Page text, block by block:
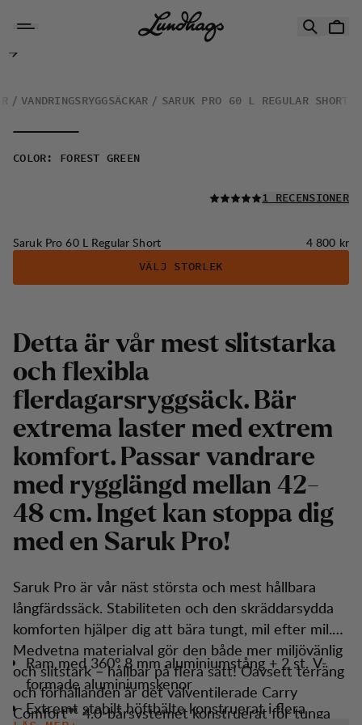
Saruk Pro 60 L Regular Short
VANDRINGSRYGGSÄCKAR SARUK PRO 60 L REGULAR SHORT
COLOR : FOREST GREEN
LÄS ALLA
1 RECENSIONER
Saruk Pro 60 L Regular Short Pris:
4 800 kr
VÄLJ STORLEK
Detta är vår mest slitstarka
och flexibla
flerdagarsryggsäck. Bär
extrema laster med extrem
komfort. Passar vandrare
med rygglängd mellan 42-
48 cm. Inget kan stoppa dig
med en Saruk Pro!
Saruk Pro är vår näst största och mest hållbara
långfärdssäck. Stabiliteten och den skräddarsydda
komforten hjälper dig att bära tungt, mil efter mil.
Medvetna materialval gör den både mer miljövänlig
och slitstark – hållbar på flera sätt! Oavsett terräng
och förhållanden är det välventilerade Carry
Comfort™ 4.0-bärsystemet konstruerat för tunga
Ram med 360° 8 mm aluminiumstång + 2 st. V-
formade aluminiumskenor
Extremt stabilt höftbälte konstruerat i flera